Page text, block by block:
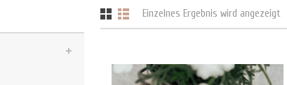
Einzelnes Ergebnis wird angezeigt